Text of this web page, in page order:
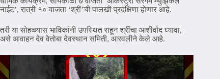
नाईट’, रात्री १० वाजता ‘श्रीं’ची पालखी प्रदक्षिणा होणार आहे.
तरी या सोहळ्यास भाविकांनी उपस्थित राहून श्रींचा आशीर्वाद घ्यावा,
असे आवाहन देव वेतोबा देवस्थान समिती, आरवलीने केले आहे.